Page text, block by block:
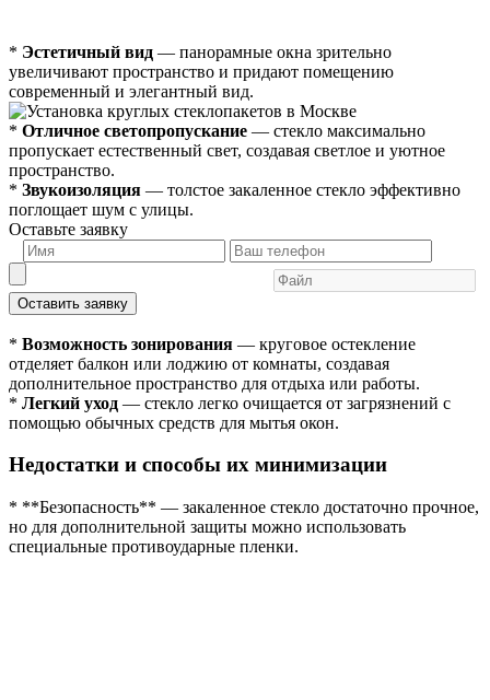
* Эстетичный вид — панорамные окна зрительно
увеличивают пространство и придают помещению
современный и элегантный вид.
* Отличное светопропускание — стекло максимально
пропускает естественный свет, создавая светлое и уютное
пространство.
* Звукоизоляция — толстое закаленное стекло эффективно
поглощает шум с улицы.
Оставьте заявку
Оставить заявку
* Возможность зонирования — круговое остекление
отделяет балкон или лоджию от комнаты, создавая
дополнительное пространство для отдыха или работы.
* Легкий уход — стекло легко очищается от загрязнений с
помощью обычных средств для мытья окон.
Недостатки и способы их минимизации
* **Безопасность** — закаленное стекло достаточно прочное,
но для дополнительной защиты можно использовать
специальные противоударные пленки.